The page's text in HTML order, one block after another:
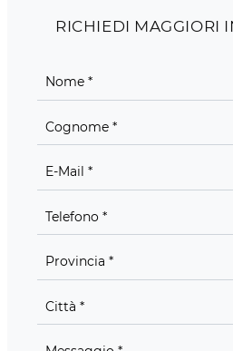
RICHIEDI MAGGIORI